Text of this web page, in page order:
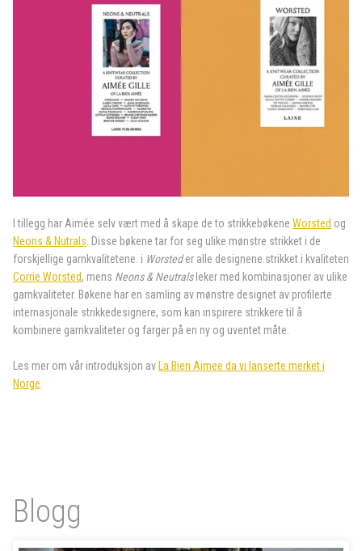
I tillegg har Aimée selv vært med å skape de to strikkebøkene Worsted og
Neons & Nutrals. Disse bøkene tar for seg ulike mønstre strikket i de
forskjellige garnkvalitetene. i Worsteder alle designene strikket i kvaliteten
Corrie Worsted, mens Neons & Neutralsleker med kombinasjoner av ulike
garnkvaliteter. Bøkene har en samling av mønstre designet av profilerte
internasjonale strikkedesignere, som kan inspirere strikkere til å
kombinere garnkvaliteter og farger på en ny og uventet måte.
Les mer om vår introduksjon av La Bien Aimee da vi lanserte merket i
Norge.
Blogg